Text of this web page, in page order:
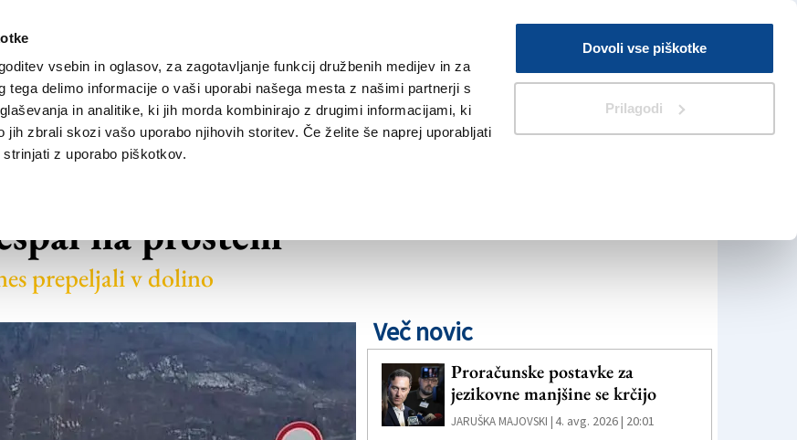
vsebin in oglasov, za zagotavljanje funkcij družbenih medijev in za
tega delimo informacije o vaši uporabi našega mesta z našimi partnerji s
in analitike, ki jih morda kombinirajo z drugimi informacijami, ki
jih zbrali skozi vašo uporabo njihovih storitev. Če želite še naprej uporabljati
z uporabo piškotkov.
Dovoli vse piškotke
Prilagodi
V Kioskih
Iskanje
TRŽAŠKA GORIŠKA KULTURA ŠPORT ŠE
obtičal na
na prostem
prepeljali v dolino
Več novic
Proračunske postavke za
jezikovne manjšine se krčijo
JARUŠKA MAJOVSKI |4. avg. 2026 | 20:01